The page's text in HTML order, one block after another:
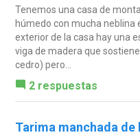
Tenemos una casa de
húmedo con mucha neblina
exterior de la casa hay una
viga de madera que
cedro) pero...
2 respuestas
Tarima manchada de